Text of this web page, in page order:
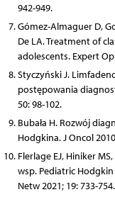
942-949.
Gómez-Almaguer D,
De LA. Treatment of
adolescents. Expert
Styczyński J.
postępowania
50: 98-102.
Bubała H. Rozwój
Hodgkina. J Oncol
Flerlage EJ, Hiniker
wsp. Pediatric
Netw 2021; 19: 733-754.